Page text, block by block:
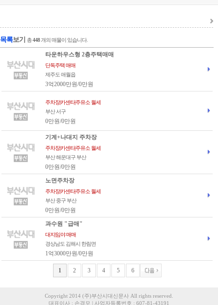
목록보기 총448 개의 매물이 있습니다.
타운하우스형 2층주택매매
단독주택 매매
제주도 애월읍
3억2000만원/0만원
주차장|카센타|주유소 월세
부산 서구
0만원/0만원
기계+나대지 주차장
주차장|카센타|주유소 월세
부산 해운대구 부산
0만원/0만원
노면주차장
주차장|카센타|주유소 월세
부산 중구 부산
0만원/0만원
과수원 "급매"
대지|임야 매매
경상남도 김해시 한림면
1억3000만원/0만원
1 2 3 4 5 6
Copyright 2014 (주)부산시대신문사 All rights reserved.
대표이사 : 손경모 | 사업자등록번호 : 607-81-43191